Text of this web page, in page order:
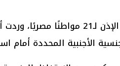
نصت المادة الأولى من القرار على الإذن لـ21
الأجنبية المحددة